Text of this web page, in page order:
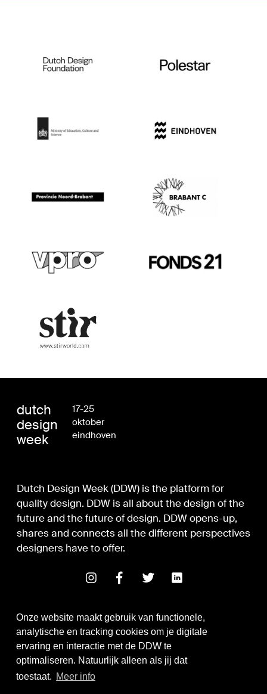
Onze website maakt gebruik van functionele,
analytische en tracking cookies om je digitale
ervaring en interactie met de DDW te
optimaliseren. Natuurlijk alleen als jij dat
toestaat. Meer info
dutch
design
week
17-25
oktober
eindhoven
Dutch Design Week (DDW) is the platform for
quality design. DDW is all about the design of the
future and the future of design. DDW opens-up,
shares and connects all the different perspectives
designers have to offer.